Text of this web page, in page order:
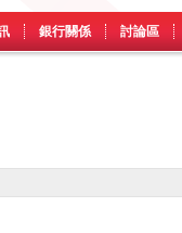
銀行關係 討論區